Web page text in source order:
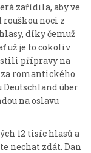
zařídila, aby ve
rouškou noci z
díky čemuž
už je to cokoliv
přípravy na
romantického
Deutschland über
na oslavu
12 tisíc hlasů a
nechat zdát. Dan